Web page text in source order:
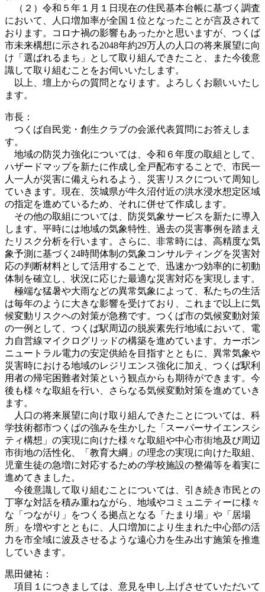
（２）令和５年１月１日現在の住民基本台帳に基づく調査
において、人口増加率が全国１位となったことが言及されて
おります。コロナ禍の影響もあったかと思いますが、つくば
市未来構想に示される2048年約29万人の人口の将来展望に向
け「選ばれるまち」として取り組んできたこと、また今後意
識して取り組むことをお伺いいたします。
以上、壇上からの質問となります。よろしくお願いいたし
ます。
市長：
つくば自民党・創生クラブの会派代表質問にお答えしま
す。
地域の防災力強化については、令和６年度の取組として、
ハザードマップを新たに作成し全戸配布することで、市民一
人一人が災害に備えられるよう、災害リスクについて周知し
ていきます。現在、茨城県が牛久沼付近の洪水浸水想定区域
の指定を進めているため、それに併せて作成します。
その他の取組については、防災気象サービスを新たに導入
します。平時には地域の気象特性、過去の災害事例を踏まえ
たリスク分析を行います。さらに、非常時には、高精度な気
象予測に基づく24時間体制の気象コンサルティングを災害対
応の判断材料として活用することで、迅速かつ効率的に初動
体制を確立し、状況に応じた最適な災害対応を実現します。
極端な猛暑や大雨などの異常気象によって、私たちの生活
は毎年のように大きな影響を受けており、これまで以上に気
候変動リスクへの対策が急務です。つくば市の気候変動対策
の一例として、つくば駅周辺の脱炭素先行地域において、電
力自営線マイクログリッドの構築を進めています。カーボン
ニュートラル電力の安定供給を目指すとともに、異常気象や
災害時における地域のレジリエンス強化に加え、つくば駅利
用者の帰宅困難者対策という観点からも期待ができます。今
後も様々な取組を行い、さらなる気候変動対策を進めていき
ます。
人口の将来展望に向け取り組んできたことについては、科
学技術都市つくばの強みを生かした「スーパーサイエンスシ
ティ構想」の実現に向けた様々な取組や中心市街地及び周辺
市街地の活性化、「教育大綱」の理念の実現に向けた取組、
児童生徒の急増に対応するための学校施設の整備等を着実に
進めてきました。
今後意識して取り組むことについては、引き続き市民との
丁寧な対話を積み重ねながら、地域やコミュニティーに様々
な「つながり」をつくる拠点となる「たまり場」や「居場
所」を増やすとともに、人口増加により生まれた中心部の活
力を市全域に波及させるような遠心力を生み出す施策を推進
していきます。
黒田健祐：
項目１につきましては、意見を申し上げさせていただいて